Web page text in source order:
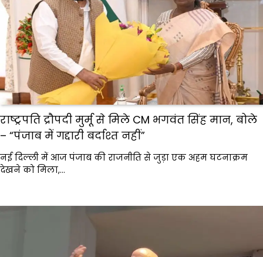
राष्ट्रपति द्रौपदी मुर्मू से मिले CM भगवंत सिंह मान, बोले
– “पंजाब में गद्दारी बर्दाश्त नहीं”
नई दिल्ली में आज पंजाब की राजनीति से जुड़ा एक अहम घटनाक्रम
देखने को मिला,…